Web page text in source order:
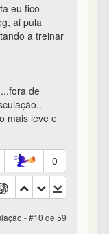
eu fico
ai pula
a treinar
de
mais leve e
0
- #10 de 59